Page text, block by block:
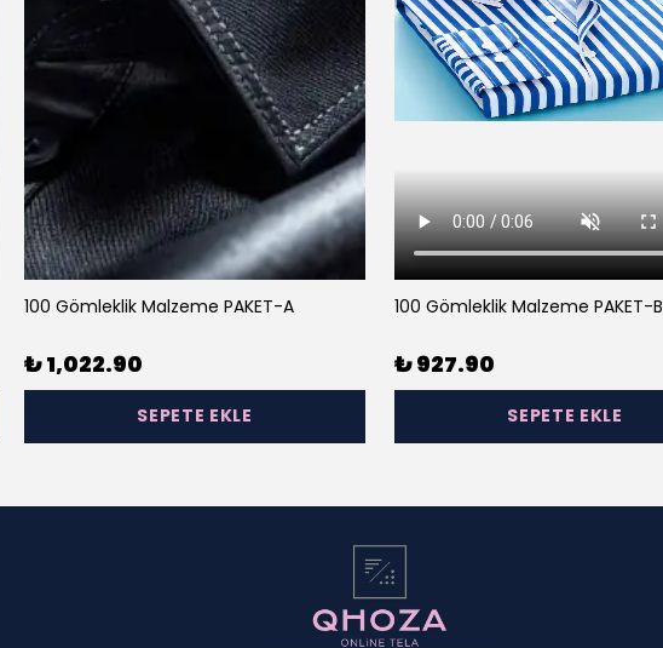
100 Gömleklik Malzeme PAKET-A
₺ 1,022.90
SEPETE EKLE
100 Gömleklik Malzeme PAKET-B
₺ 927.90
SEPETE EKLE